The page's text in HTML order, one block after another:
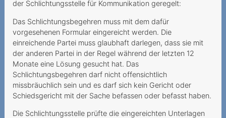
der Schlichtungsstelle für Kommunikation geregelt:
Das Schlichtungsbegehren muss mit dem dafür
vorgesehenen Formular eingereicht werden. Die
einreichende Partei muss glaubhaft darlegen, dass sie mit
der anderen Partei in der Regel während der letzten 12
Monate eine Lösung gesucht hat. Das
Schlichtungsbegehren darf nicht offensichtlich
missbräuchlich sein und es darf sich kein Gericht oder
Schiedsgericht mit der Sache befassen oder befasst haben.
Die Schlichtungsstelle prüfte die eingereichten Unterlagen
Conditions de résiliation
complexes et inflexibles
Kostspielige
Partnervermittlung
Unerwünschte